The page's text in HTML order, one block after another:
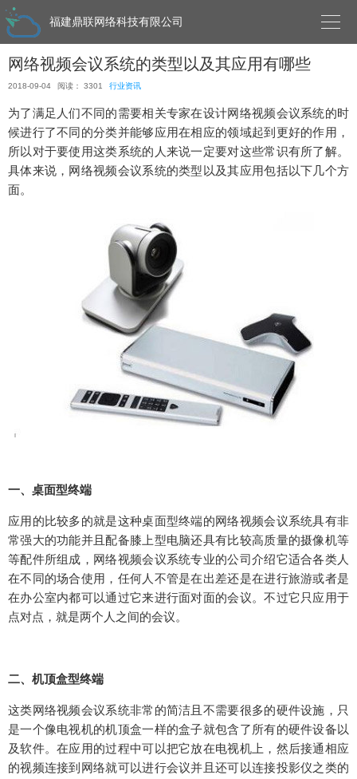
福建鼎联网络科技有限公司 
网络视频会议系统的类型以及其应用有哪些
2018-09-04 阅读： 3301 行业资讯
为了满足人们不同的需要相关专家在设计网络视频会议系统的时
候进行了不同的分类并能够应用在相应的领域起到更好的作用，
所以对于要使用这类系统的人来说一定要对这些常识有所了解。
具体来说，网络视频会议系统的类型以及其应用包括以下几个方
面。
一、桌面型终端
应用的比较多的就是这种桌面型终端的网络视频会议系统具有非
常强大的功能并且配备膝上型电脑还具有比较高质量的摄像机等
等配件所组成，网络视频会议系统专业的公司介绍它适合各类人
在不同的场合使用，任何人不管是在出差还是在进行旅游或者是
在办公室内都可以通过它来进行面对面的会议。不过它只应用于
点对点，就是两个人之间的会议。
二、机顶盒型终端
这类网络视频会议系统非常的简洁且不需要很多的硬件设施，只
是一个像电视机的机顶盒一样的盒子就包含了所有的硬件设备以
及软件。在应用的过程中可以把它放在电视机上，然后接通相应
的视频连接到网络就可以进行会议并且还可以连接投影仪之类的